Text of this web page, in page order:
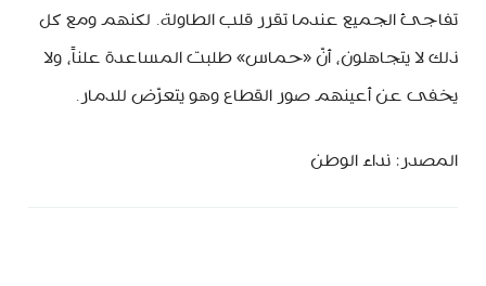
تفاجئ الجميع عندما تقرر قلب الطاولة. لكنهم ومع كل
ذلك لا يتجاهلون، أنّ «حماس» طلبت المساعدة علناً، ولا
يخفى عن أعينهم صور القطاع وهو يتعرّض للدمار.
المصدر: نداء الوطن